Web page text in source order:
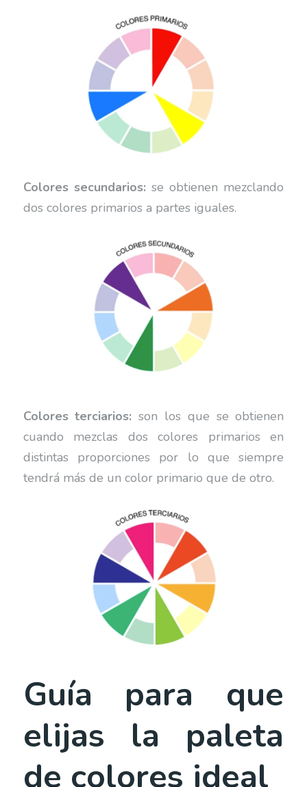
Colores secundarios: se obtienen mezclando
dos colores primarios a partes iguales.
Colores terciarios:son los que se obtienen
cuando mezclas dos colores primarios en
distintas proporciones por lo que siempre
tendrá más de un color primario que de otro.
Guía para que
elijas la paleta
de colores ideal